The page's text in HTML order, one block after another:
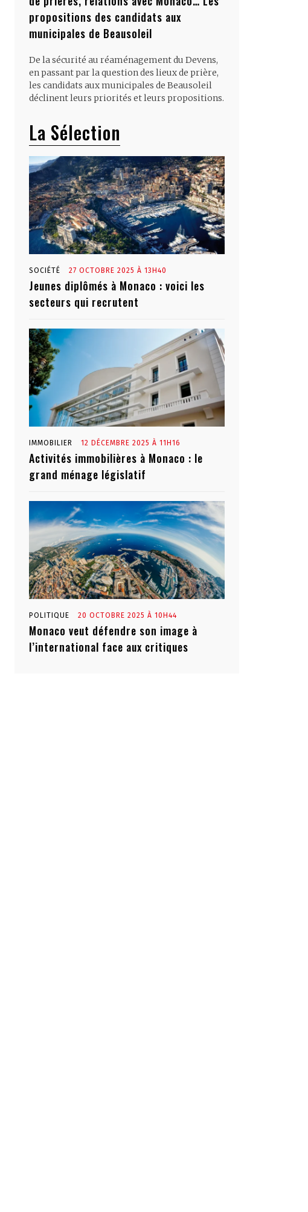
propositions des candidats aux
municipales de Beausoleil
De la sécurité au réaménagement du Devens,
en passant par la question des lieux de prière,
les candidats aux municipales de Beausoleil
déclinent leurs priorités et leurs propositions.
La Sélection
SOCIÉTÉ 27 OCTOBRE 2025 À 13H40
Jeunes diplômés à Monaco : voici les
secteurs qui recrutent
IMMOBILIER 12 DÉCEMBRE 2025 À 11H16
Activités immobilières à Monaco : le
grand ménage législatif
POLITIQUE 20 OCTOBRE 2025 À 10H44
Monaco veut défendre son image à
l’international face aux critiques